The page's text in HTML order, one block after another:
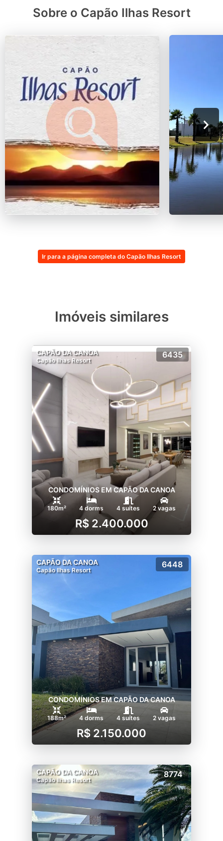
Sobre o Capão Ilhas Resort
Ir para a página completa do Capão Ilhas Resort
Imóveis similares
CAPÃO DA CANOA
Capão Ilhas Resort
6435
CONDOMÍNIOS EM CAPÃO DA CANOA
180m² 4 dorms 4 suítes 2 vagas
R$ 2.400.000
CAPÃO DA CANOA
Capão Ilhas Resort
6448
CONDOMÍNIOS EM CAPÃO DA CANOA
188m² 4 dorms 4 suítes 2 vagas
R$ 2.150.000
CAPÃO DA CANOA
Capão Ilhas Resort
8774